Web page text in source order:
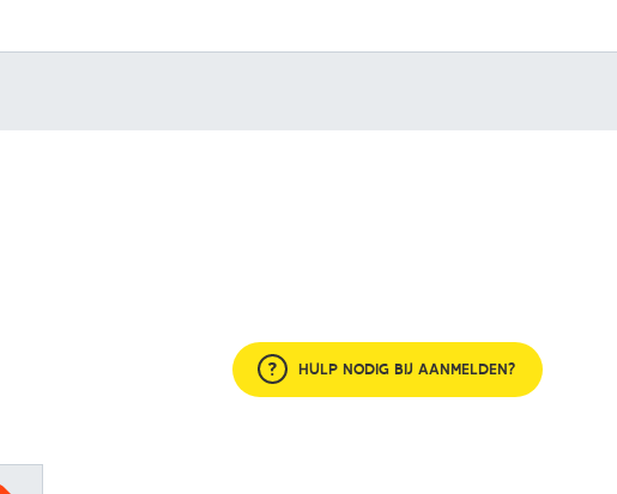
HULP NODIG BIJ AANMELDEN?